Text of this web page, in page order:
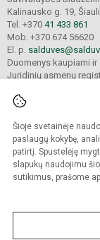
Šioje svetainėje
paslaugų kokybę,
patirtį. Spustelėję
slapukų naudojimu
sutikimus, prašome
Kalinausko g. 19,
Tel. +370 41 433 861
Mob. +370 674 56620
El. p.
Duomenys kaupiami ir
Juridinių asmenų
© 2026. Šiaulių
Kopijuoti turinį be